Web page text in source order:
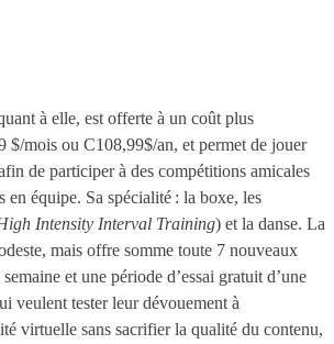
à elle, est offerte à un coût plus
$/mois ou C108,99$/an, et permet de jouer
de participer à des compétitions amicales
en équipe. Sa spécialité : la boxe, les
Intensity Interval Training) et la danse. La
mais offre somme toute 7 nouveaux
et une période d’essai gratuit d’une
veulent tester leur dévouement à
virtuelle sans sacrifier la qualité du contenu,